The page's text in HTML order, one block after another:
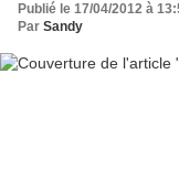
Publié le 17/04/2012 à
Par Sandy